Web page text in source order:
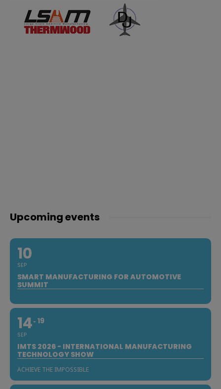
Upcoming events
10
SEP
SMART MANUFACTURING FOR AUTOMOTIVE
SUMMIT
14
SEP
19
IMTS 2026 - INTERNATIONAL MANUFACTURING
TECHNOLOGY SHOW
ACHIEVE THE IMPOSSIBLE